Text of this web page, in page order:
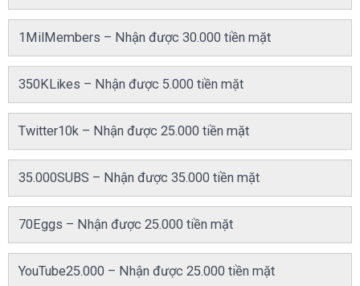
1MilMembers – Nhận được 30.000 tiền mặt
350KLikes – Nhận được 5.000 tiền mặt
Twitter10k – Nhận được 25.000 tiền mặt
35.000SUBS – Nhận được 35.000 tiền mặt
70Eggs – Nhận được 25.000 tiền mặt
YouTube25.000 – Nhận được 25.000 tiền mặt